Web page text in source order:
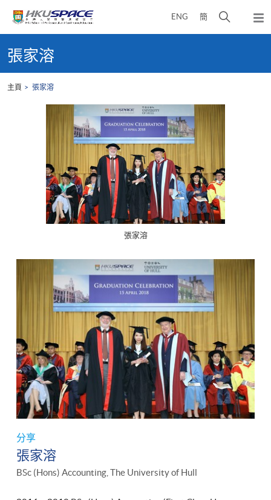
ENG 簡
開
彈
出
單
content
start張家溶
主頁 張家溶
分享
張家溶
BSc (Hons) Accounting, The University of Hull
張家溶